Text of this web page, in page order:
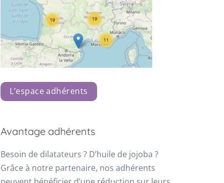
L’espace adhérents
Avantage adhérents
Besoin de dilatateurs ? D’huile de jojoba ?
Grâce à notre partenaire, nos adhérents